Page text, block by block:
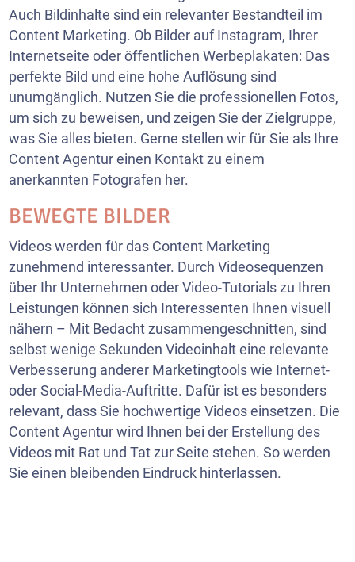
Auch Bildinhalte sind ein relevanter Bestandteil im
Content Marketing. Ob Bilder auf Instagram, Ihrer
Internetseite oder öffentlichen Werbeplakaten: Das
perfekte Bild und eine hohe Auflösung sind
unumgänglich. Nutzen Sie die professionellen Fotos,
um sich zu beweisen, und zeigen Sie der Zielgruppe,
was Sie alles bieten. Gerne stellen wir für Sie als Ihre
Content Agentur einen Kontakt zu einem
anerkannten Fotografen her.
BEWEGTE BILDER
Videos werden für das Content Marketing
zunehmend interessanter. Durch Videosequenzen
über Ihr Unternehmen oder Video-Tutorials zu Ihren
Leistungen können sich Interessenten Ihnen visuell
nähern – Mit Bedacht zusammengeschnitten, sind
selbst wenige Sekunden Videoinhalt eine relevante
Verbesserung anderer Marketingtools wie Internet-
oder Social-Media-Auftritte. Dafür ist es besonders
relevant, dass Sie hochwertige Videos einsetzen. Die
Content Agentur wird Ihnen bei der Erstellung des
Videos mit Rat und Tat zur Seite stehen. So werden
Sie einen bleibenden Eindruck hinterlassen.